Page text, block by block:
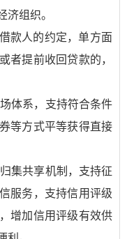
济组织。
款人的约定，单方面
者提前收回贷款的，
体系，支持符合条件
等方式平等获得直接
集共享机制，支持征
服务，支持信用评级
增加信用评级有效供